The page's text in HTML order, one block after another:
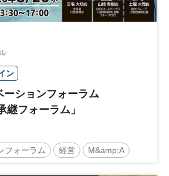
ン
ーションフォーラム
継フォーラム」
フォーラム 経営 M&amp;A